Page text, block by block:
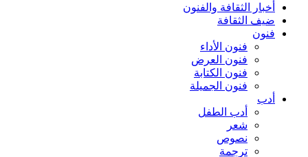
أخبار الثقافة والفنون
ضيف الثقافة
فنون
فنون الأداء
فنون العرض
فنون الكتابة
فنون الجميلة
أدب
أدب الطفل
شعر
نصوص
ترجمة